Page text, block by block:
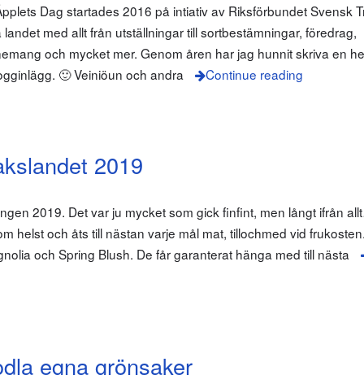
Dag startades 2016 på intiativ av Riksförbundet Svensk
med allt från utställningar till sortbestämningar, föredrag,
och mycket mer. Genom åren har jag hunnit skriva en
🙂 Veiniöun och andra
Continue reading
2019
2019. Det var ju mycket som gick finfint, men långt ifrån
helst och åts till nästan varje mål mat, tillochmed vid
och Spring Blush. De får garanterat hänga med till nästa
egna grönsaker